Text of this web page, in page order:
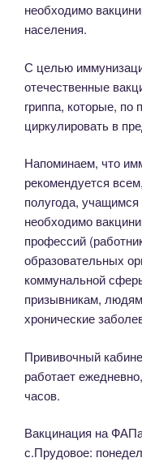
необходимо
населения.
С целью
отечественные
гриппа, которые, по
циркулировать в
Напоминаем, что
рекомендуется
полугода,
необходимо
профессий
образовательных
коммунальной
призывникам,
хронические
Прививочный
работает
часов.
Вакцинация на
с.Прудовое: